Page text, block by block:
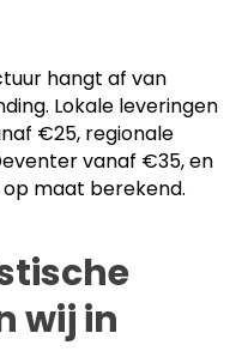
hangt af van
Lokale leveringen
€25, regionale
vanaf €35, en
maat berekend.
wij in